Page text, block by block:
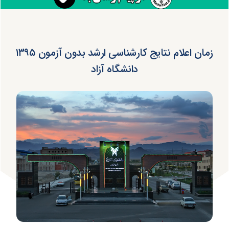
زمان اعلام نتایج کارشناسی ارشد بدون آزمون ۱۳۹۵
دانشگاه آزاد